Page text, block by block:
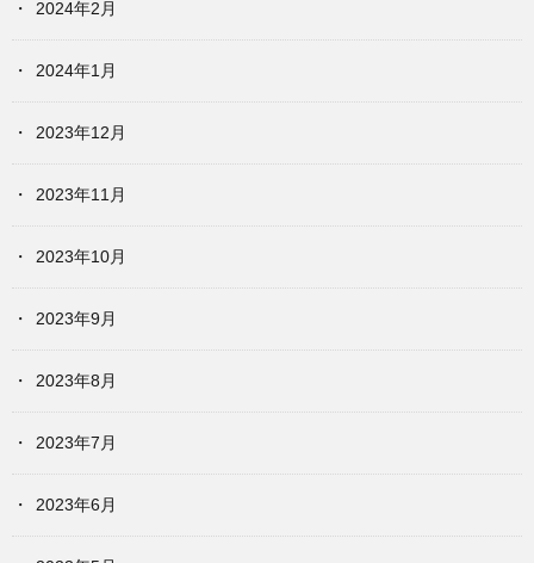
2024年2月
2024年1月
2023年12月
2023年11月
2023年10月
2023年9月
2023年8月
2023年7月
2023年6月